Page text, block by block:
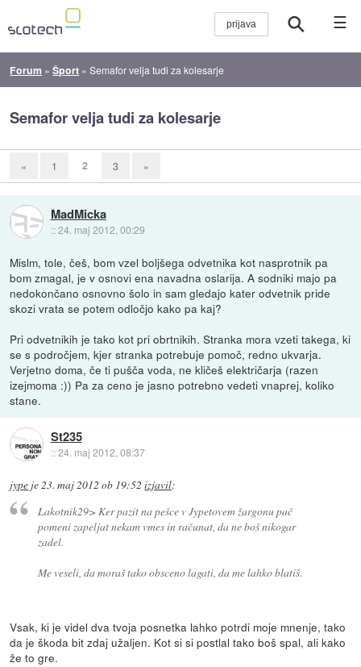
☰
Forum »Šport »Semafor velja tudi za kolesarje
Semafor velja tudi za kolesarje
« 1 2 3 »
MadMicka
::24. maj 2012, 00:29
Mislm, tole, češ, bom vzel boljšega odvetnika kot nasprotnik pa
bom zmagal, je v osnovi ena navadna oslarija. A sodniki majo pa
nedokončano osnovno šolo in sam gledajo kater odvetnik pride
skozi vrata se potem odločjo kako pa kaj?
Pri odvetnikih je tako kot pri obrtnikih. Stranka mora vzeti takega, ki
se s področjem, kjer stranka potrebuje pomoč, redno ukvarja.
Verjetno doma, če ti pušča voda, ne kličeš električarja (razen
izejmoma :)) Pa za ceno je jasno potrebno vedeti vnaprej, koliko
stane.
St235
::24. maj 2012, 08:37
jype je23. maj 2012 ob 19:52 izjavil:
Lakotnik29> Ker pazit na pešce v Jypetovem žargonu pač
pomeni zapeljat nekam vmes in računat, da ne boš nikogar
zadel.
Me veseli, da moraš tako obsceno lagati, da me lahko blatiš.
Vsak, ki je videl dva tvoja posnetka lahko potrdi moje mnenje, tako
da je škoda bit zdaj užaljen. Kot si si postlal tako boš spal, ali kako
že to gre.